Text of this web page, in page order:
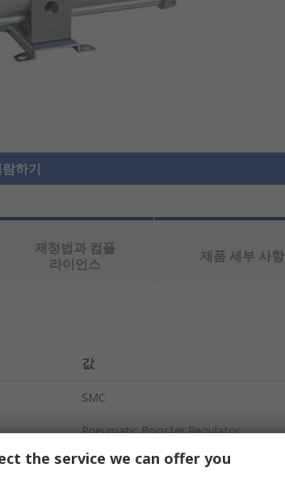
하기
제정법과 컴플
라이언스
제품 세부 사항
값
SMC
Pneumatic Booster Regulator
1:2
the service we can offer you